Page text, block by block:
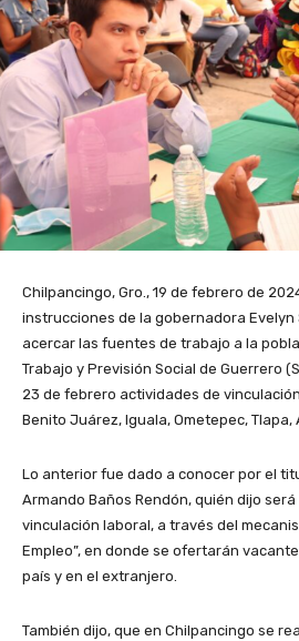
Chilpancingo, Gro., 19 de febrero de
instrucciones de la gobernadora Evelyn
acercar las fuentes de trabajo a la
Trabajo y Previsión Social de Guerrero
23 de febrero actividades de
Benito Juárez, Iguala, Ometepec, Tlapa,
Lo anterior fue dado a conocer por el
Armando Baños Rendón, quién dijo
vinculación laboral, a través del
Empleo”, en donde se ofertarán
país y en el extranjero.
También dijo, que en Chilpancingo se